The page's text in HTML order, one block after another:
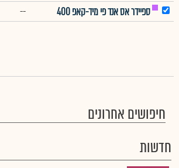
ספיידר אס אנד פי מיד-קאפ 400
--
חיפושים אחרונים
חדשות